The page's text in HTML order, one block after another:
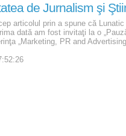
de Jurnalism şi
articolul prin a spune că
dată am fost invitaţi la o
„Marketing, PR and